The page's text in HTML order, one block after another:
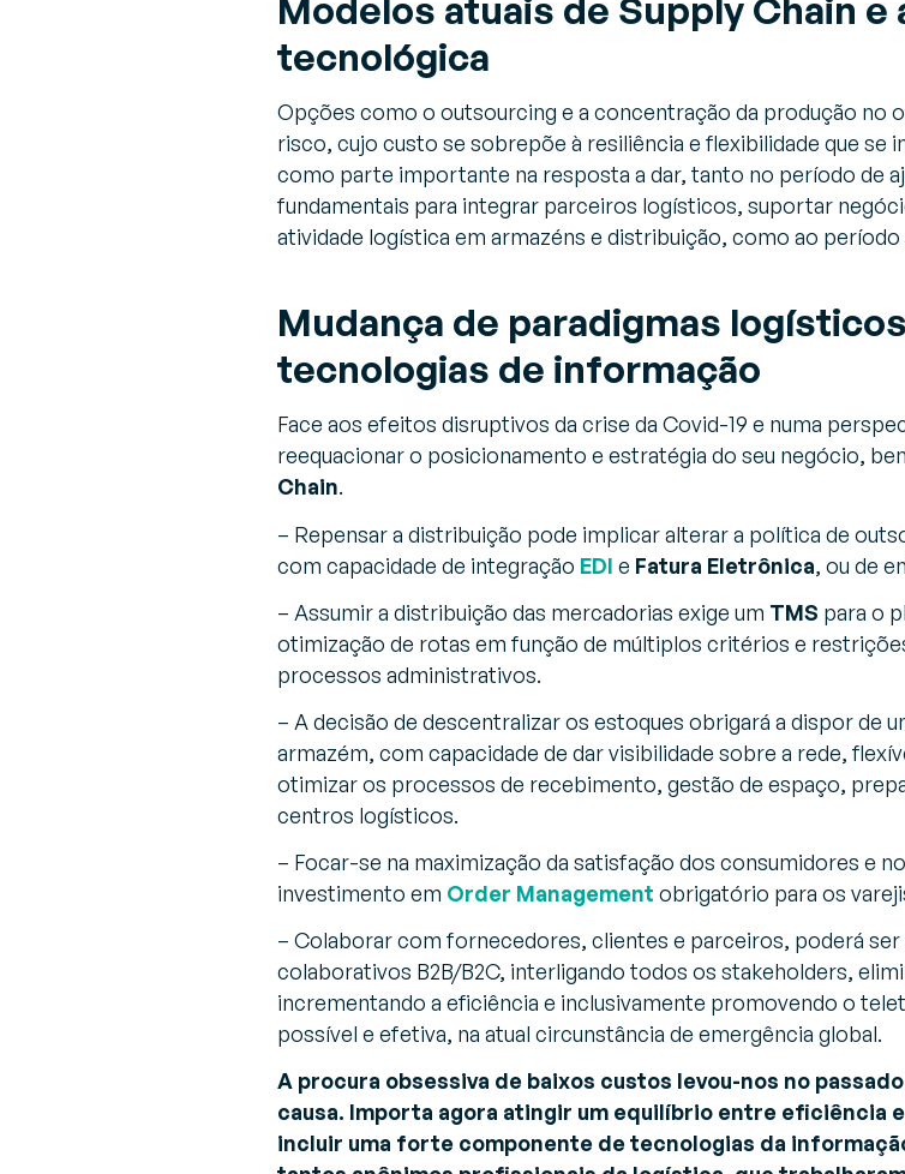
tecnológica
Opções como o outsourcing e a concentração da produção no
risco, cujo custo se sobrepõe à resiliência e flexibilidade que se
como parte importante na resposta a dar, tanto no período de
fundamentais para integrar parceiros logísticos, suportar
atividade logística em armazéns e distribuição, como ao período
Mudança de paradigmas
tecnologias de informação
Face aos efeitos disruptivos da crise da Covid-19 e numa
reequacionar o posicionamento e estratégia do seu negócio,
Chain.
– Repensar a distribuição pode implicar alterar a política de
com capacidade de integração EDI e Fatura Eletrônica, ou de
– Assumir a distribuição das mercadorias exige um TMS para o
otimização de rotas em função de múltiplos critérios e
processos administrativos.
– A decisão de descentralizar os estoques obrigará a dispor de
armazém, com capacidade de dar visibilidade sobre a rede,
otimizar os processos de recebimento, gestão de espaço,
centros logísticos.
– Focar-se na maximização da satisfação dos consumidores e
investimento em Order Management obrigatório para os
– Colaborar com fornecedores, clientes e parceiros, poderá
colaborativos B2B/B2C, interligando todos os stakeholders,
incrementando a eficiência e inclusivamente promovendo o
possível e efetiva, na atual circunstância de emergência global.
A procura obsessiva de baixos custos levou-nos no
causa. Importa agora atingir um equilíbrio entre eficiência
incluir uma forte componente de tecnologias da